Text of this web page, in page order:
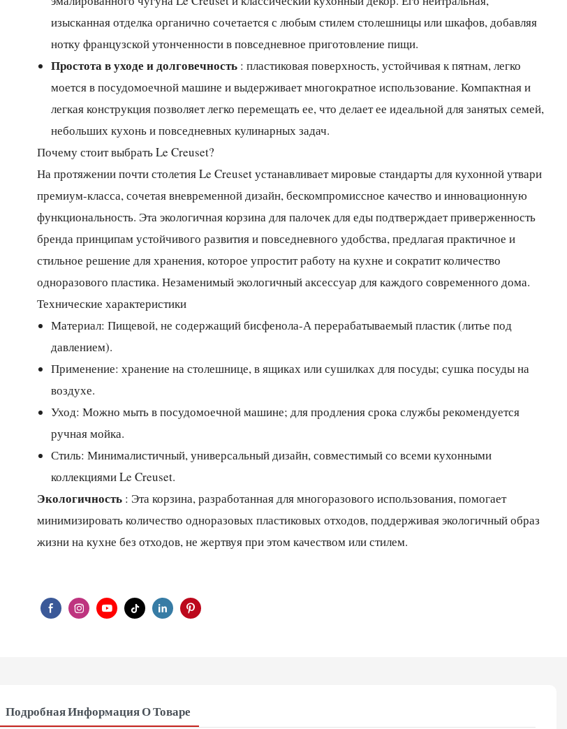
изысканная отделка органично сочетается с любым стилем столешницы или шкафов, добавляя
нотку французской утонченности в повседневное приготовление пищи.
Простота в уходе и долговечность : пластиковая поверхность, устойчивая к пятнам, легко
моется в посудомоечной машине и выдерживает многократное использование. Компактная и
легкая конструкция позволяет легко перемещать ее, что делает ее идеальной для занятых семей,
небольших кухонь и повседневных кулинарных задач.
Почему стоит выбрать Le Creuset?
На протяжении почти столетия Le Creuset устанавливает мировые стандарты для кухонной утвари
премиум-класса, сочетая вневременной дизайн, бескомпромиссное качество и инновационную
функциональность. Эта экологичная корзина для палочек для еды подтверждает приверженность
бренда принципам устойчивого развития и повседневного удобства, предлагая практичное и
стильное решение для хранения, которое упростит работу на кухне и сократит количество
одноразового пластика. Незаменимый экологичный аксессуар для каждого современного дома.
Технические характеристики
Материал: Пищевой, не содержащий бисфенола-А перерабатываемый пластик (литье под
давлением).
Применение: хранение на столешнице, в ящиках или сушилках для посуды; сушка посуды на
воздухе.
Уход: Можно мыть в посудомоечной машине; для продления срока службы рекомендуется
ручная мойка.
Стиль: Минималистичный, универсальный дизайн, совместимый со всеми кухонными
коллекциями Le Creuset.
Экологичность : Эта корзина, разработанная для многоразового использования, помогает
минимизировать количество одноразовых пластиковых отходов, поддерживая экологичный образ
жизни на кухне без отходов, не жертвуя при этом качеством или стилем.
Подробная Информация О Товаре